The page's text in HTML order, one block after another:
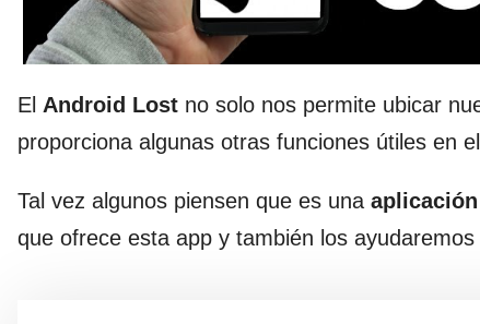
El Android Lost no solo nos permite ubicar
proporciona algunas otras funciones útiles en
Tal vez algunos piensen que es una aplicación
que ofrece esta app y también los